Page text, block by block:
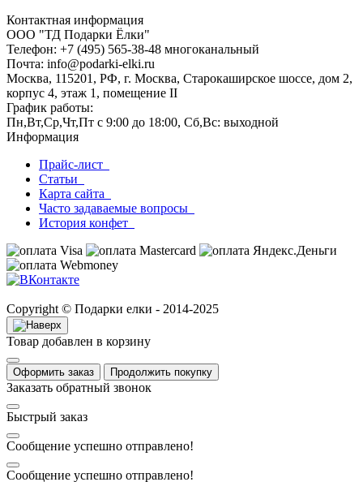
Контактная информация
ООО "ТД Подарки Ёлки"
Телефон: +7 (495) 565-38-48 многоканальный
Почта: info@podarki-elki.ru
Москва, 115201, РФ, г. Москва, Старокаширское шоссе, дом 2,
корпус 4, этаж 1, помещение II
График работы:
Пн,Вт,Ср,Чт,Пт с 9:00 до 18:00, Сб,Вс: выходной
Информация
Прайс-лист
Статьи
Карта сайта
Часто задаваемые вопросы
История конфет
Copyright © Подарки елки - 2014-2025
Товар добавлен в корзину
Оформить заказ Продолжить покупку
Заказать обратный звонок
Быстрый заказ
Сообщение успешно отправлено!
Сообщение успешно отправлено!